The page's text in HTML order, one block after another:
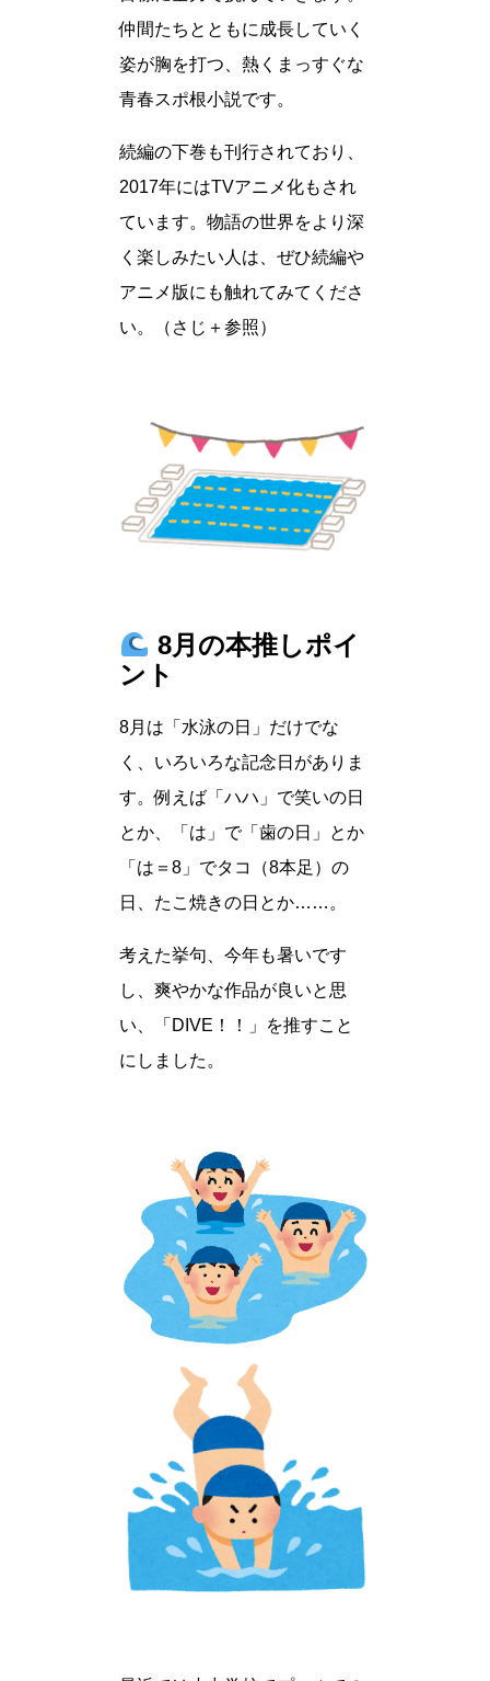
仲間たちとともに成長していく
姿が胸を打つ、熱くまっすぐな
青春スポ根小説です。
続編の下巻も刊行されており、
2017年にはTVアニメ化もされ
ています。物語の世界をより深
く楽しみたい人は、ぜひ続編や
アニメ版にも触れてみてくださ
い。（さじ＋参照）
8月の本推しポイ
ント
8月は「水泳の日」だけでな
く、いろいろな記念日がありま
す。例えば「ハハ」で笑いの日
とか、「は」で「歯の日」とか
「は＝8」でタコ（8本足）の
日、たこ焼きの日とか……。
考えた挙句、今年も暑いです
し、爽やかな作品が良いと思
い、「DIVE！！」を推すこと
にしました。